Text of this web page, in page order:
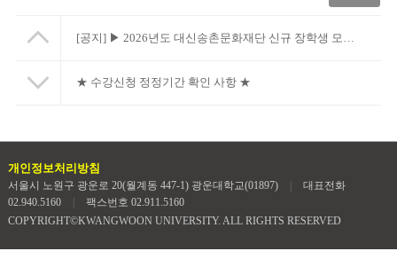
[공지] ▶ 2026년도 대신송촌문화재단 신규 장학생 모집 안내
★ 수강신청 정정기간 확인 사항 ★
개인정보처리방침
서울시 노원구 광운로 20(월계동 447-1) 광운대학교(01897)
대표전화
02.940.5160
팩스번호 02.911.5160
COPYRIGHT©KWANGWOON UNIVERSITY. ALL RIGHTS RESERVED